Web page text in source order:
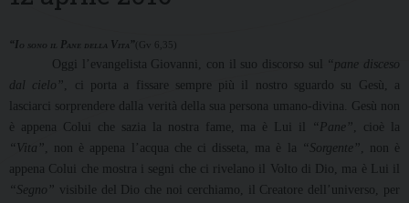
“Io sono il Pane della Vita” (Gv 6,35)
Oggi l’evangelista Giovanni, con il suo discorso sul
“pane disceso
dal cielo”, ci porta a fissare sempre più il nostro sguardo su Gesù, a
lasciarci sorprendere dalla verità della sua persona umano-divina. Gesù non
è appena Colui che sazia la nostra fame, ma è Lui il
“Pane”, cioè la
“Vita”, non è appena l’acqua che ci disseta, ma è la “Sorgente”, non è
appena Colui che mostra i segni che ci rivelano il Volto di Dio, ma è Lui il
“Segno” visibile del Dio che noi cerchiamo, il Creatore dell’universo, per